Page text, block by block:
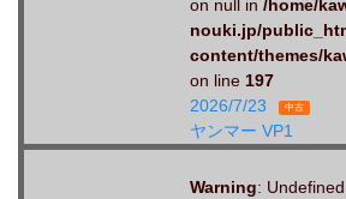
on null in /home/
nouki.jp/
content/themes/
on line 197
2026/7/23
中古
ヤンマー VP1
Warning: